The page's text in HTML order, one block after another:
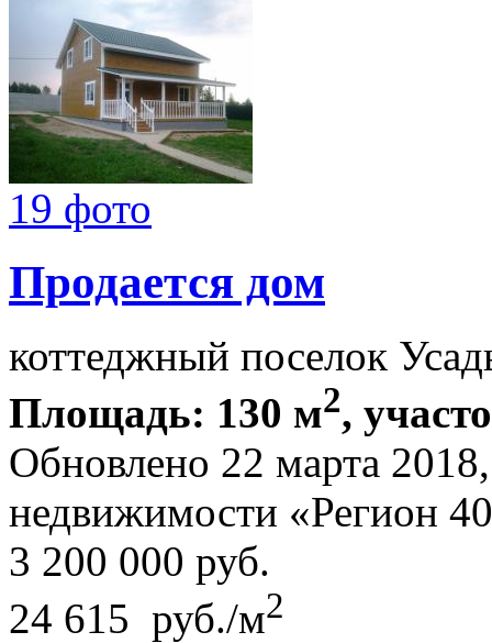
19 фото
Продается дом
коттеджный поселок
Площадь: 130 м2,
Обновлено 22 марта
недвижимости «Регион
3 200 000 руб.
24 615 руб./м2